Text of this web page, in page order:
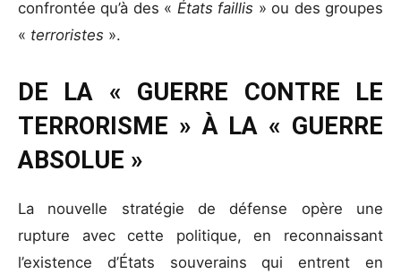
confrontée qu’à des « États faillis » ou des groupes
« terroristes ».
DE LA « GUERRE CONTRE LE
TERRORISME » À LA « GUERRE
ABSOLUE »
La nouvelle stratégie de défense opère une
rupture avec cette politique, en reconnaissant
l’existence d’États souverains qui entrent en